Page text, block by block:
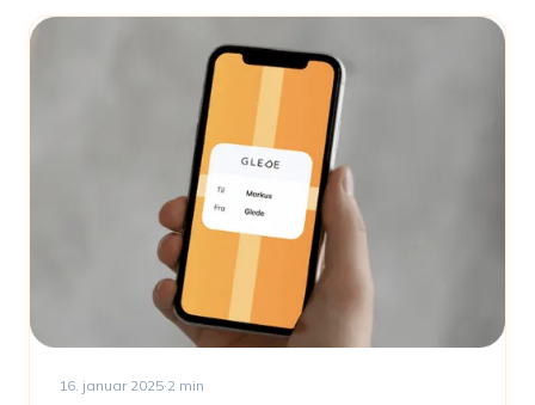
16. januar 2025·2 min